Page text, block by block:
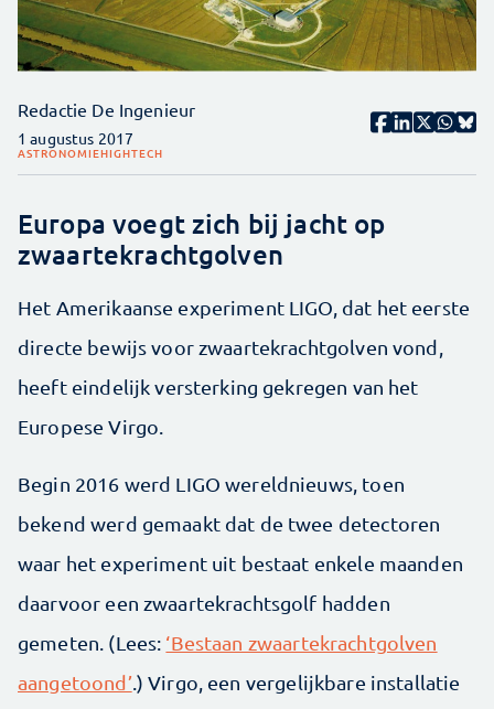
Redactie De Ingenieur
1 augustus 2017
ASTRONOMIEHIGHTECH
Europa voegt zich bij jacht op
zwaartekrachtgolven
Het Amerikaanse experiment LIGO, dat het eerste
directe bewijs voor zwaartekrachtgolven vond,
heeft eindelijk versterking gekregen van het
Europese Virgo.
Begin 2016 werd LIGO wereldnieuws, toen
bekend werd gemaakt dat de twee detectoren
waar het experiment uit bestaat enkele maanden
daarvoor een zwaartekrachtsgolf hadden
gemeten. (Lees: ‘Bestaan zwaartekrachtgolven
aangetoond’.) Virgo, een vergelijkbare installatie